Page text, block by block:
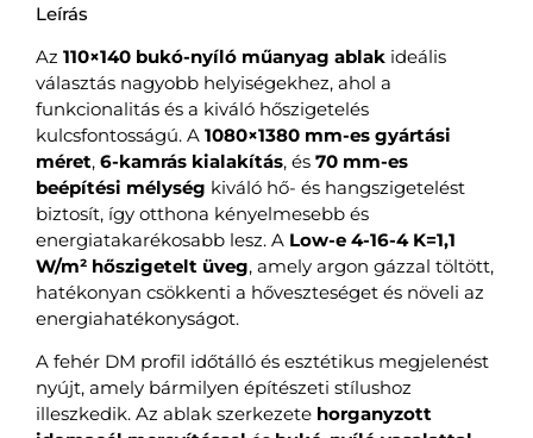
Leírás
Az 110×140 bukó-nyíló műanyag ablak ideális
választás nagyobb helyiségekhez, ahol a
funkcionalitás és a kiváló hőszigetelés
kulcsfontosságú. A 1080×1380 mm-es gyártási
méret, 6-kamrás kialakítás, és 70 mm-es
beépítési mélység kiváló hő- és hangszigetelést
biztosít, így otthona kényelmesebb és
energiatakarékosabb lesz. A Low-e 4-16-4 K=1,1
W/m² hőszigetelt üveg, amely argon gázzal töltött,
hatékonyan csökkenti a hőveszteséget és növeli az
energiahatékonyságot.
A fehér DM profil időtálló és esztétikus megjelenést
nyújt, amely bármilyen építészeti stílushoz
illeszkedik. Az ablak szerkezete horganyzott